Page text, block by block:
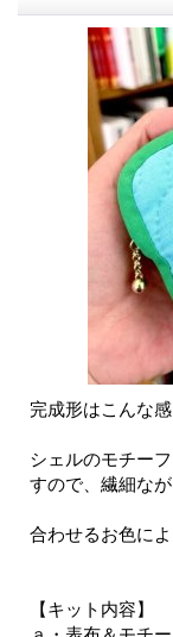
完成形はこんな
シェルのモチー
すので、繊細な
合わせるお色に
【キット内容】